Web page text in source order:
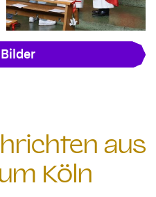
aus
Köln